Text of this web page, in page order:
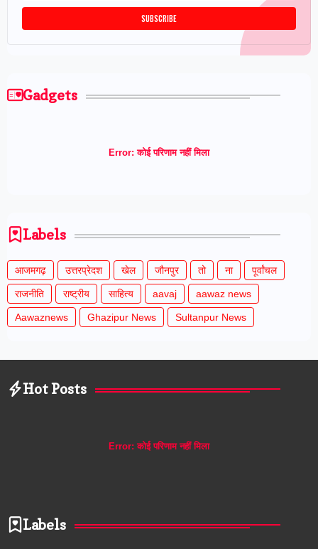
Gadgets
Error: कोई परिणाम नहीं मिला
Labels
आजमगढ़ उत्तरप्रेदश खेल जौनपुर तो ना पूर्वांचल
राजनीति राष्ट्रीय साहित्य aavaj aawaz news
Aawaznews Ghazipur News Sultanpur News
Hot Posts
Error: कोई परिणाम नहीं मिला
Labels